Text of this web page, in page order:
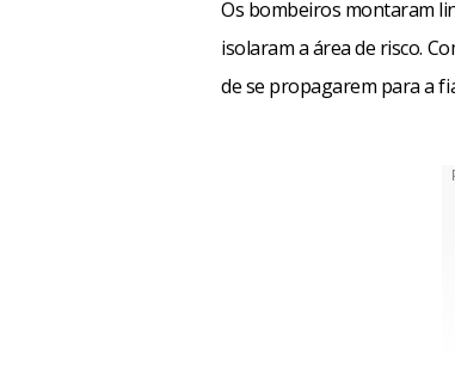
Os bombeiros montaram
isolaram a área de risco.
de se propagarem para a